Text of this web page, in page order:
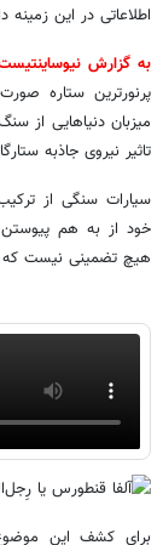
اطلاعاتی در این زمینه
به گزارش
پرنورترین ستاره
میزبان دنیاهایی از
تاثیر نیروی جاذبه
سیارات سنگی از
خود از به هم
هیچ تضمینی نیست که
برای کشف این